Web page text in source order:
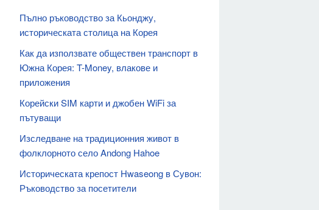
Пълно ръководство за Кьонджу,
историческата столица на Корея
Как да използвате обществен транспорт в
Южна Корея: T-Money, влакове и
приложения
Корейски SIM карти и джобен WiFi за
пътуващи
Изследване на традиционния живот в
фолклорното село Andong Hahoe
Историческата крепост Hwaseong в Сувон:
Ръководство за посетители